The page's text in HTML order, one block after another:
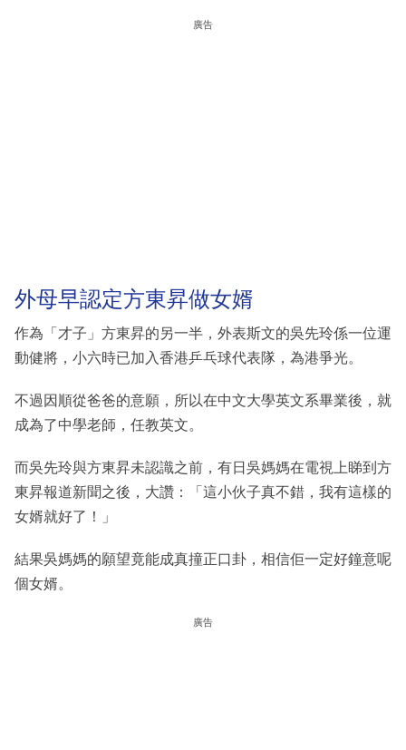
廣告
外母早認定方東昇做女婿
作為「才子」方東昇的另一半，外表斯文的吳先玲係一位運
動健將，小六時已加入香港乒乓球代表隊，為港爭光。
不過因順從爸爸的意願，所以在中文大學英文系畢業後，就
成為了中學老師，任教英文。
而吳先玲與方東昇未認識之前，有日吳媽媽在電視上睇到方
東昇報道新聞之後，大讚：「這小伙子真不錯，我有這樣的
女婿就好了！」
結果吳媽媽的願望竟能成真撞正口卦，相信佢一定好鐘意呢
個女婿。
廣告